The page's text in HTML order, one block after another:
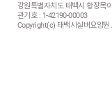
강원특별자치도 태백시 황장목
관기호 : 1-42190-00003
Copyright(c) 태백시실버요양